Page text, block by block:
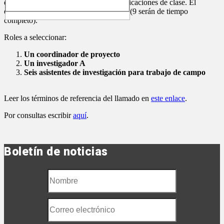
de aula, y análisis de cuadernos y planificaciones de clase. El
estudio se llevará a cabo en 18 escuelas (9 serán de tiempo
completo).
Roles a seleccionar:
Un coordinador de proyecto
Un investigador A
Seis asistentes de investigación para trabajo de campo
Leer los términos de referencia del llamado en este enlace.
Por consultas escribiraquí.
Boletín de noticias